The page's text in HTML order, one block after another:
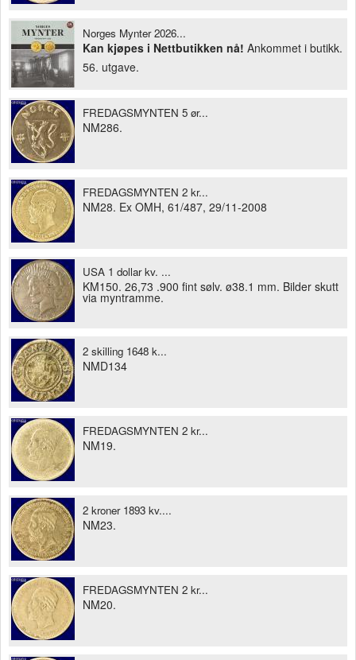
Norges Mynter 2026...
Kan kjøpes i Nettbutikken nå! Ankommet i butikk.
56. utgave.
FREDAGSMYNTEN 5 ør...
NM286.
FREDAGSMYNTEN 2 kr...
NM28. Ex OMH, 61/487, 29/11-2008
USA 1 dollar kv. ...
KM150. 26,73 .900 fint sølv. ø38.1 mm. Bilder skutt
via myntramme.
2 skilling 1648 k...
NMD134
FREDAGSMYNTEN 2 kr...
NM19.
2 kroner 1893 kv....
NM23.
FREDAGSMYNTEN 2 kr...
NM20.